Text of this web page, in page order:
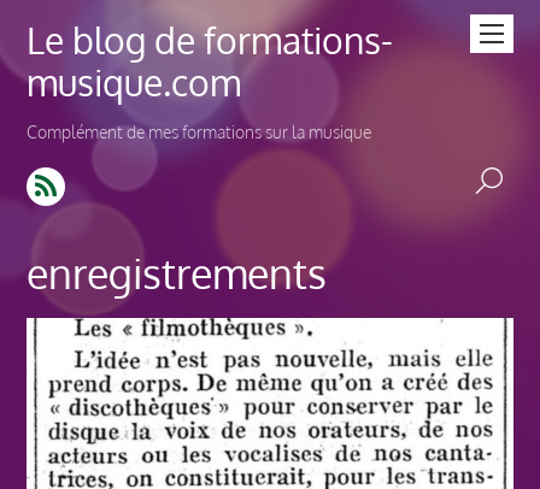
Le blog de formations-
musique.com
Complément de mes formations sur la musique
enregistrements